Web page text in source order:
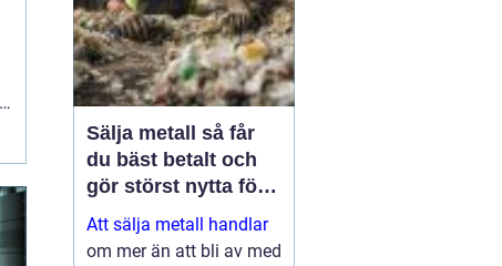
Sälja metall så får
du bäst betalt och
gör störst nytta för
miljön
Att sälja metall handlar
om mer än att bli av med